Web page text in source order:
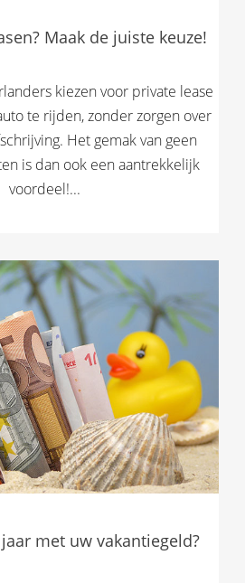
Maak de juiste keuze!
kiezen voor private lease
te rijden, zonder zorgen over
Het gemak van geen
is dan ook een aantrekkelijk
voordeel!...
met uw vakantiegeld?